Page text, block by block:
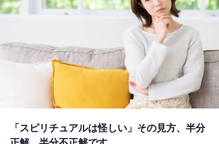
「スピリチュアルは怪しい」その見方、半分
イベント・お知らせ
お客様の声
教育CSR活動